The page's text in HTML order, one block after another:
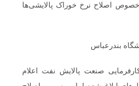
اصلاح نرخ خوراک پالایشی‌ها
صنعت پالایش نفت اعلام